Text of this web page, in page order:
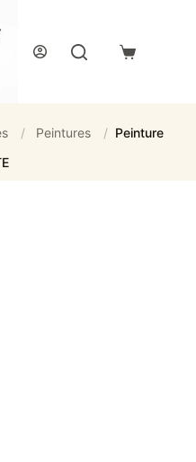
Panier
/ Peintures / Peinture